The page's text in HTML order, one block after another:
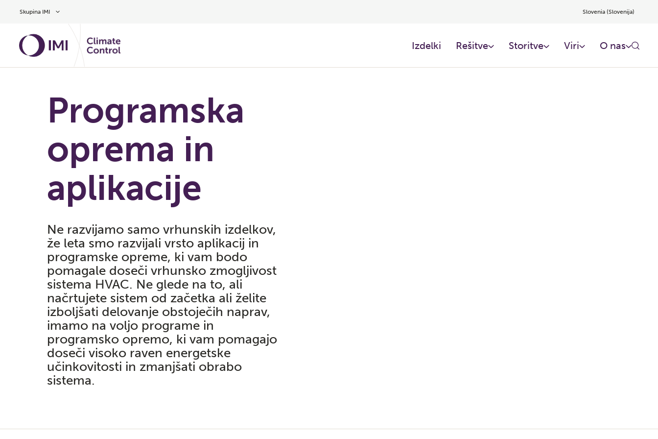
Skupina IMI Slovenia (Slovenija)
Izdelki Rešitve Storitve Viri O nas
Programska
oprema in
aplikacije
Ne razvijamo samo vrhunskih izdelkov,
že leta smo razvijali vrsto aplikacij in
programske opreme, ki vam bodo
pomagale doseči vrhunsko zmogljivost
sistema HVAC. Ne glede na to, ali
načrtujete sistem od začetka ali želite
izboljšati delovanje obstoječih naprav,
imamo na voljo programe in
programsko opremo, ki vam pomagajo
doseči visoko raven energetske
učinkovitosti in zmanjšati obrabo
sistema.